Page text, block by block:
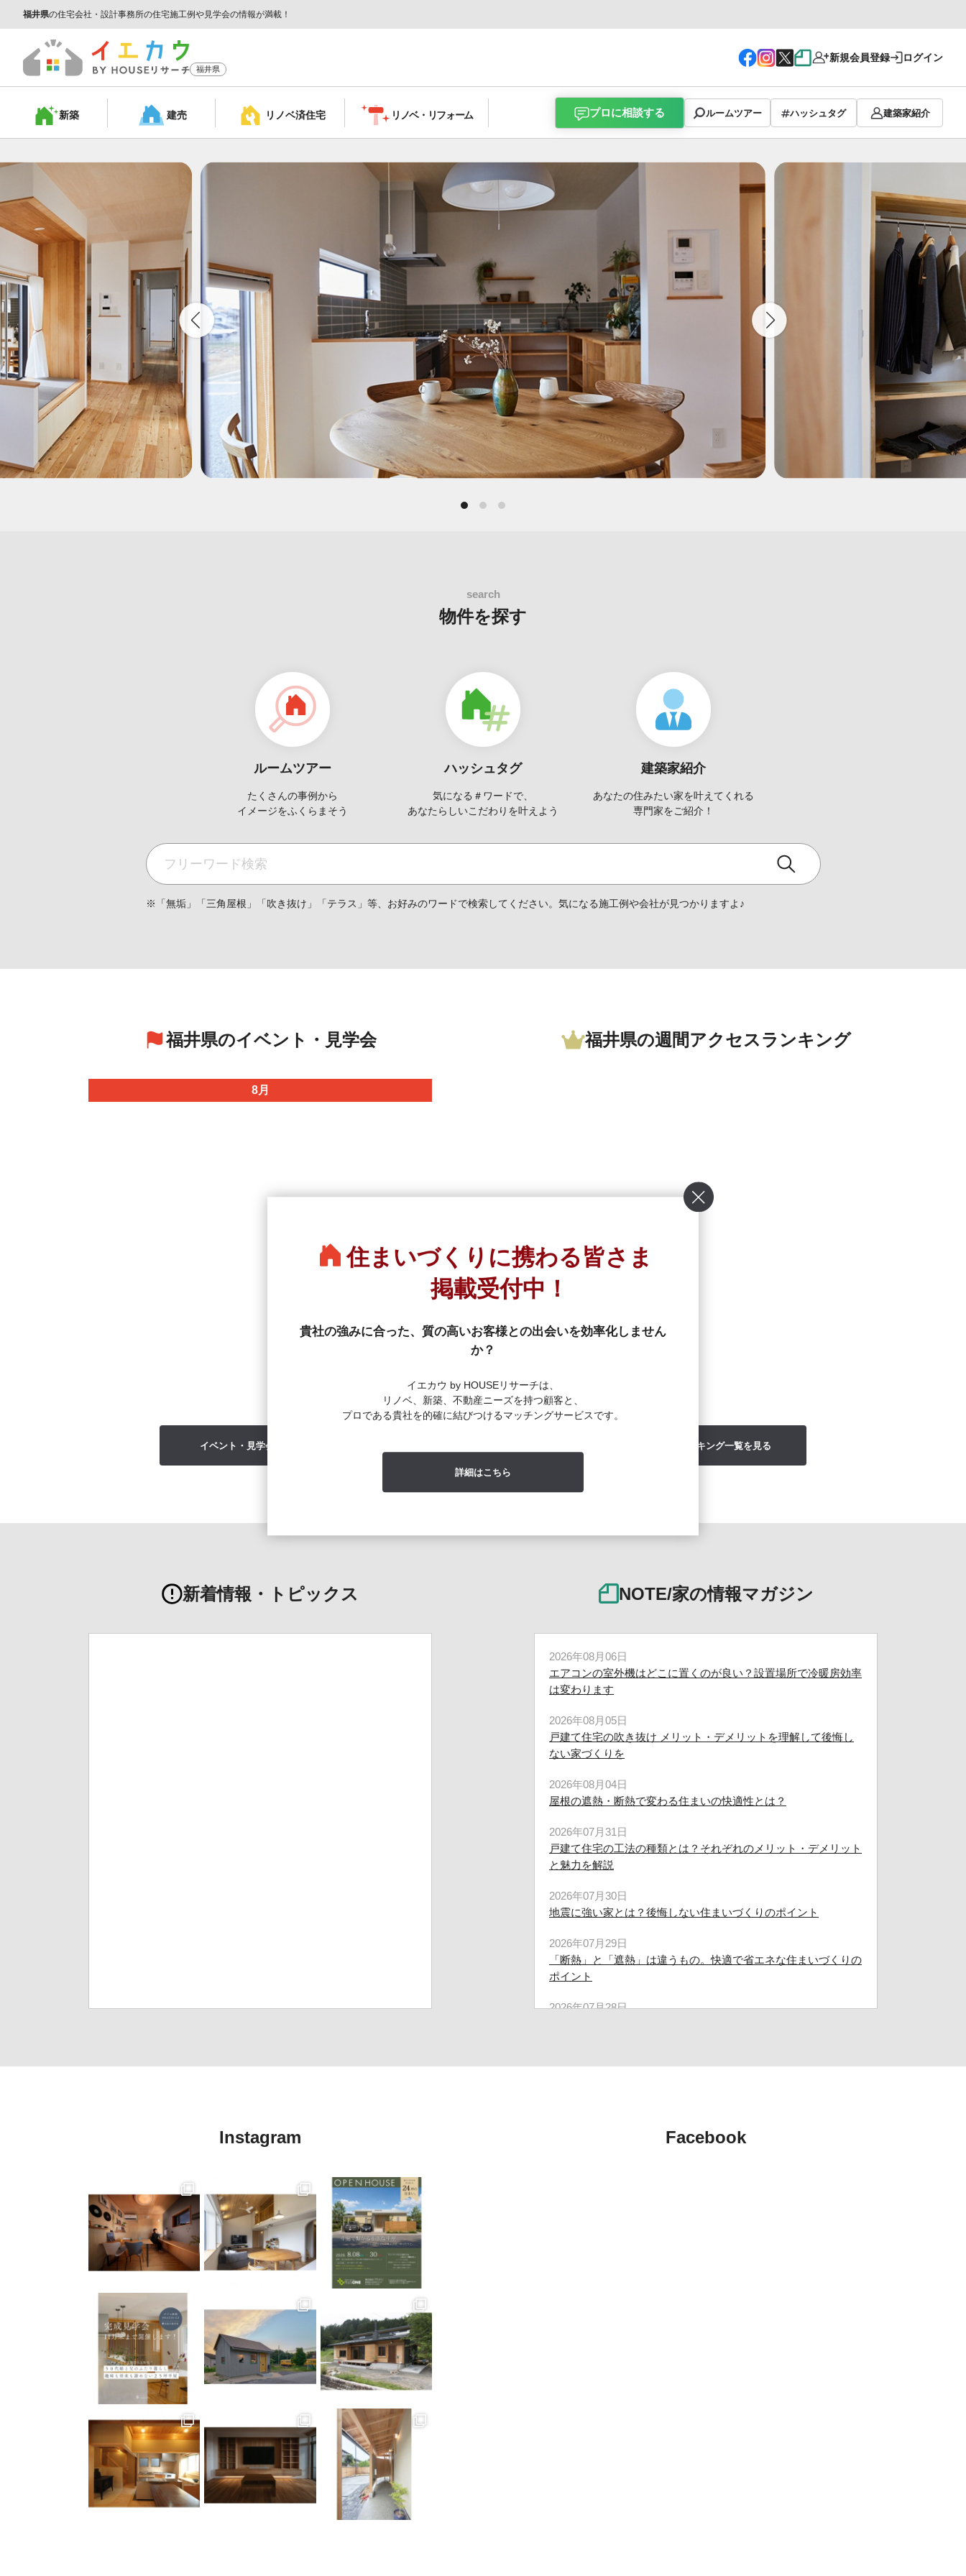
福井県の住宅会社・設計事務所の住宅施工例や見学会の情報が満載！
福井県
新規会員登録 ログイン
新築 建売 リノベ済住宅 リノベ・ リフォーム プロに相談する ルームツアー ハッシュタグ 建築家紹介
物件を探す
ルームツアー
たくさんの事例から
イメージをふくらまそう
ハッシュタグ
気になる＃ワードで、
あなたらしいこだわりを叶えよう
建築家紹介
あなたの住みたい家を叶えてくれる
専門家をご紹介！
※「無垢」「三角屋根」「吹き抜け」「テラス」等、お好みのワードで検索してください。気になる施工例や会社が見つかりますよ♪
福井県のイベント・見学会
8月
イベント・見学会一覧を見る
福井県の週間アクセスランキング
アクセスランキング一覧を見る
新着情報・トピックス NOTE/家の情報マガジン
2026年08月06日
エアコンの室外機はどこに置くのが良い？設置場所で冷暖房効率
は変わります
2026年08月05日
戸建て住宅の吹き抜け メリット・デメリットを理解して後悔し
ない家づくりを
2026年08月04日
屋根の遮熱・断熱で変わる住まいの快適性とは？
2026年07月31日
戸建て住宅の工法の種類とは？それぞれのメリット・デメリット
と魅力を解説
2026年07月30日
地震に強い家とは？後悔しない住まいづくりのポイント
2026年07月29日
「断熱」と「遮熱」は違うもの。快適で省エネな住まいづくりの
ポイント
2026年07月28日
Instagram Facebook
住まいづくりに携わる皆さま
掲載受付中！
貴社の強みに合った、 質の高いお客様との出会いを効率化しません
か？
イエカウ by HOUSEリサーチは、
リノベ、新築、不動産ニーズを持つ顧客と、
プロである貴社を的確に結びつけるマッチングサービスです。
詳細はこちら